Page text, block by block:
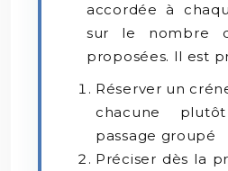
accordée à
sur le nombre
proposées. Il est
Réserver un
chacune
passage groupé
Préciser dès la